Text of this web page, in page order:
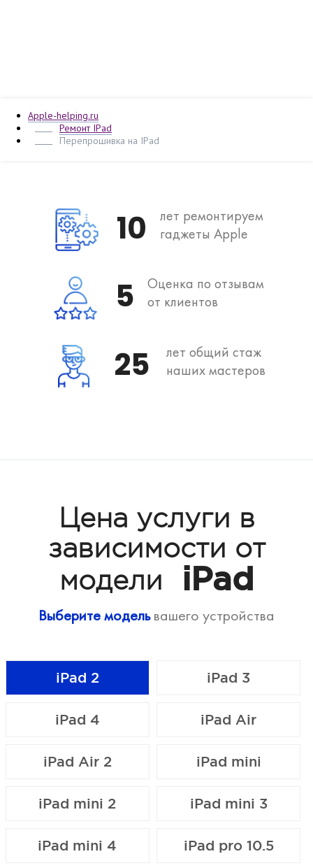
Apple-helping.ru
Ремонт IPad
Перепрошивка на IPad
10
лет ремонтируем
гаджеты Apple
5
Оценка по отзывам
от клиентов
25
лет общий стаж
наших мастеров
Цена услуги в
зависимости от
модели
iPad
Выберите модельвашего устройства
iPad 2 iPad 3
iPad 4 iPad Air
iPad Air 2 iPad mini
iPad mini 2 iPad mini 3
iPad mini 4 iPad pro 10.5